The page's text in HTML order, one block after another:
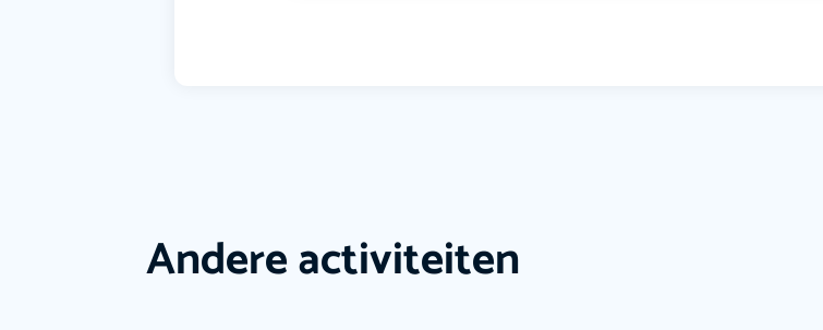
Andere activiteiten